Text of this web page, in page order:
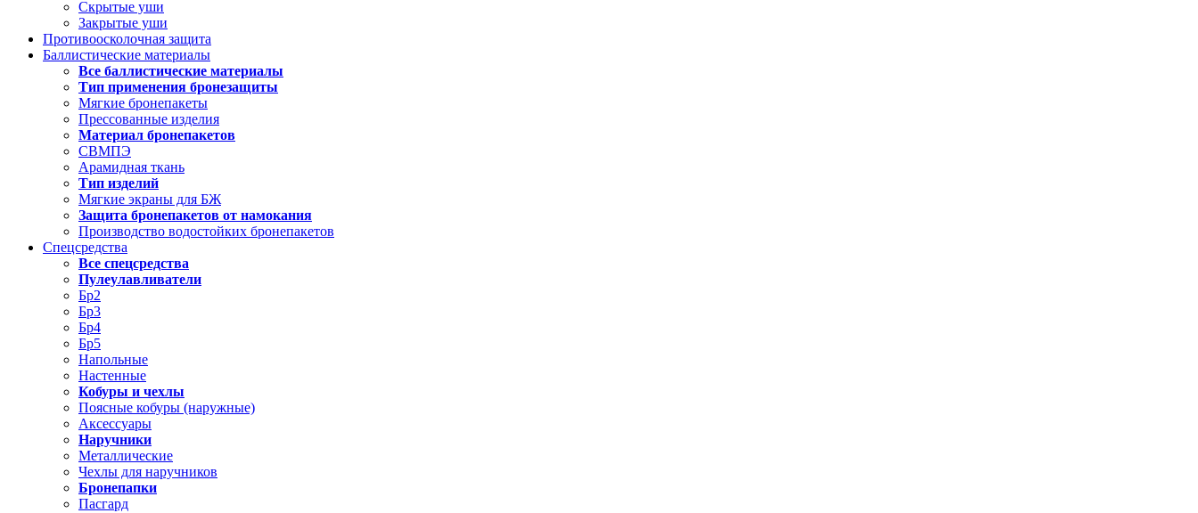
Скрытые уши
Закрытые уши
Противоосколочная защита
Баллистические материалы
Все баллистические материалы
Тип применения бронезащиты
Мягкие бронепакеты
Прессованные изделия
Материал бронепакетов
СВМПЭ
Арамидная ткань
Тип изделий
Мягкие экраны для БЖ
Защита бронепакетов от намокания
Производство водостойких бронепакетов
Спецсредства
Все спецсредства
Пулеулавливатели
Бр2
Бр3
Бр4
Бр5
Напольные
Настенные
Кобуры и чехлы
Поясные кобуры (наружные)
Аксессуары
Наручники
Металлические
Чехлы для наручников
Бронепапки
Пасгард